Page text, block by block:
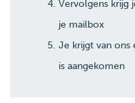
Vervolgens krijg
je mailbox
Je krijgt van ons
is aangekomen